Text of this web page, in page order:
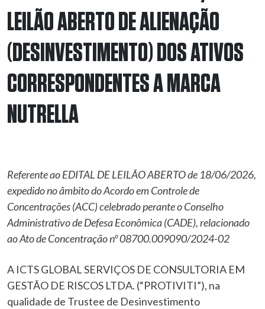
LEILÃO ABERTO DE ALIENAÇÃO
(DESINVESTIMENTO) DOS ATIVOS
CORRESPONDENTES A MARCA
NUTRELLA
Referente ao EDITAL DE LEILÃO ABERTO de 18/06/2026,
expedido no âmbito do Acordo em Controle de
Concentrações (ACC) celebrado perante o Conselho
Administrativo de DefesaEconômica (CADE), relacionado
ao Ato de Concentração nº 08700.009090/2024-02
A ICTS GLOBAL SERVIÇOS DE CONSULTORIA EM
GESTÃO DE RISCOS LTDA. (“PROTIVITI”), na
qualidade de Trustee de Desinvestimento